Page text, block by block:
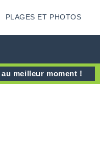
PLAGES ET PHOTOS
au meilleur moment !